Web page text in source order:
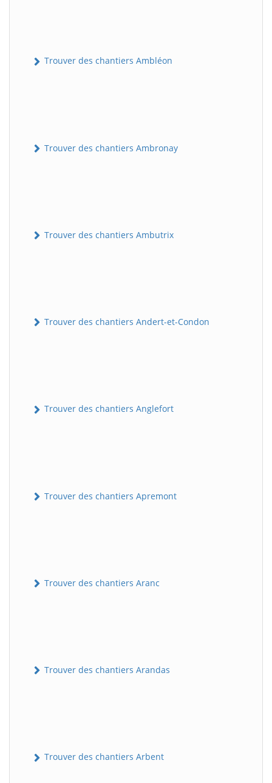
Trouver des chantiers Ambléon
Trouver des chantiers Ambronay
Trouver des chantiers Ambutrix
Trouver des chantiers Andert-et-Condon
Trouver des chantiers Anglefort
Trouver des chantiers Apremont
Trouver des chantiers Aranc
Trouver des chantiers Arandas
Trouver des chantiers Arbent